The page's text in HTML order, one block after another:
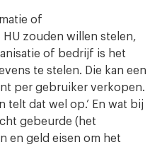
of
zouden willen stelen,
of bedrijf is het
te stelen. Die kan een
per gebruiker verkopen.
telt dat wel op.’ En wat bij
gebeurde (het
en geld eisen om het